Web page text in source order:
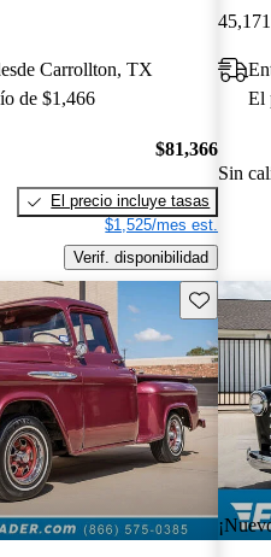
Carrollton, TX
de $1,466
$81,366
El precio incluye tasas
$1,525/mes est.
Verif. disponibilidad
El
Sin
Guarda